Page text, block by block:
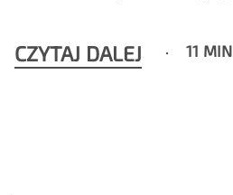
CZYTAJ DALEJ 11 MIN